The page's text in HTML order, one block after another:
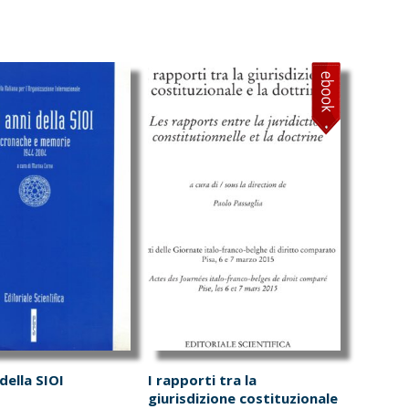
SIOI
I rapporti tra la
giurisdizione costituzionale